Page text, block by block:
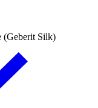
(Geberit Silk)